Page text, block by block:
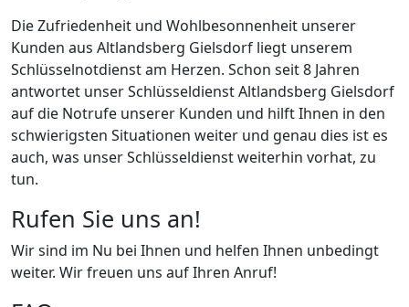
Die Zufriedenheit und Wohlbesonnenheit unserer
Kunden aus Altlandsberg Gielsdorf liegt unserem
Schlüsselnotdienst am Herzen. Schon seit 8 Jahren
antwortet unser Schlüsseldienst Altlandsberg Gielsdorf
auf die Notrufe unserer Kunden und hilft Ihnen in den
schwierigsten Situationen weiter und genau dies ist es
auch, was unser Schlüsseldienst weiterhin vorhat, zu
tun.
Rufen Sie uns an!
Wir sind im Nu bei Ihnen und helfen Ihnen unbedingt
weiter. Wir freuen uns auf Ihren Anruf!